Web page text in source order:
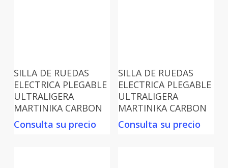
SILLA DE RUEDAS
ELECTRICA PLEGABLE
ULTRALIGERA
MARTINIKA CARBON
Consulta su precio
SILLA DE RUEDAS
ELECTRICA PLEGABLE
ULTRALIGERA
MARTINIKA CARBON
Consulta su precio